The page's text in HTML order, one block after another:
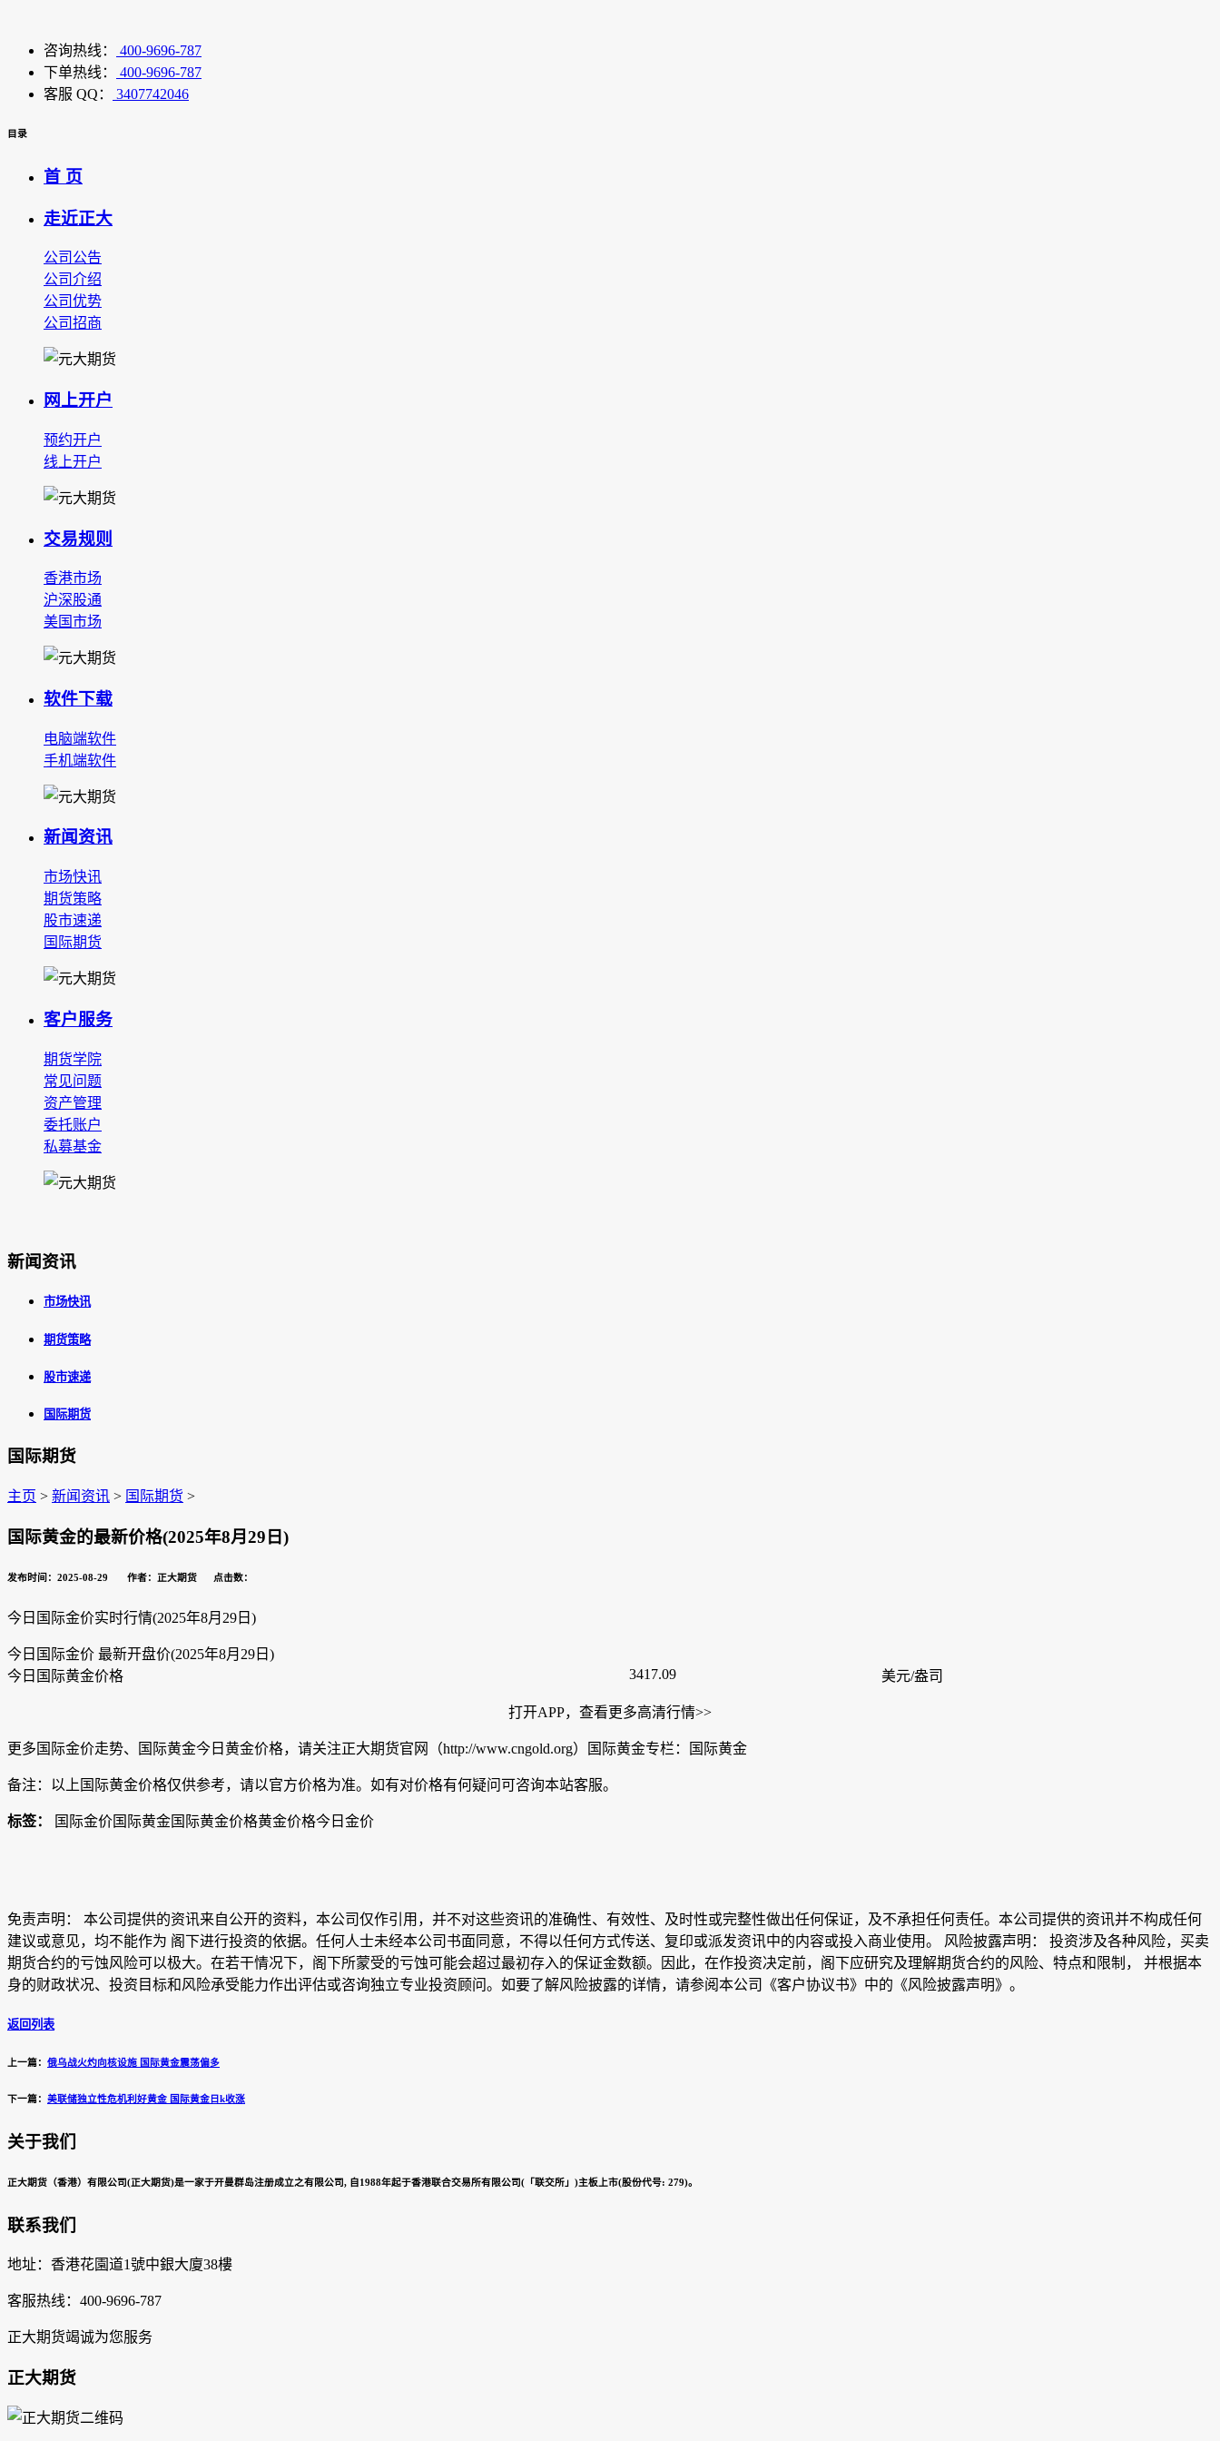
咨询热线：
400-9696-787
下单热线：
400-9696-787
客服 QQ：
3407742046
目录
首 页
走近正大
公司公告
公司介绍
公司优势
公司招商
网上开户
预约开户
线上开户
交易规则
香港市场
沪深股通
美国市场
软件下载
电脑端软件
手机端软件
新闻资讯
市场快讯
期货策略
股市速递
国际期货
客户服务
期货学院
常见问题
资产管理
委托账户
私募基金
新闻资讯
市场快讯
期货策略
股市速递
国际期货
国际期货
主页 > 新闻资讯 > 国际期货 >
国际黄金的最新价格(2025年8月29日)
发布时间：2025-08-29 作者：正大期货 点击数：
今日国际金价实时行情(2025年8月29日 )
今日国际金价 最新开盘价(2025年8月29日 )
今日国际黄金价格
3417.09 美元/盎司
打开APP，查看更多高清行情>>
更多国际金价走势、国际黄金今日黄金价格，请关注正大期货官网（http://www.cngold.org）国际黄金专栏：国际黄金
备注：以上国际黄金价格仅供参考，请以官方价格为准。如有对价格有何疑问可咨询本站客服。
标签： 国际金价国际黄金国际黄金价格黄金价格今日金价
免责声明： 本公司提供的资讯来自公开的资料，本公司仅作引用，并不对这些资讯的准确性、有效性、及时性或完整性做出任何保证，及不承担任何责任。本公司提供的资讯并不构成任何
建议或意见，均不能作为 阁下进行投资的依据。任何人士未经本公司书面同意，不得以任何方式传送、复印或派发资讯中的内容或投入商业使用。 风险披露声明： 投资涉及各种风险，买卖
期货合约的亏蚀风险可以极大。在若干情况下，阁下所蒙受的亏蚀可能会超过最初存入的保证金数额。因此，在作投资决定前，阁下应研究及理解期货合约的风险、特点和限制， 并根据本
身的财政状况、投资目标和风险承受能力作出评估或咨询独立专业投资顾问。如要了解风险披露的详情，请参阅本公司《客户协议书》中的《风险披露声明》。
返回列表
上一篇： 俄乌战火灼向核设施 国际黄金震荡偏多
下一篇： 美联储独立性危机利好黄金 国际黄金日k收涨
关于我们
正大期货（香港）有限公司(正大期货)是一家于开曼群岛注册成立之有限公司, 自1988年起于香港联合交易所有限公司(「联交所」)主板上市(股份代号: 279)。
联系我们
地址：香港花園道1號中銀大廈38樓
客服热线：400-9696-787
正大期货竭诚为您服务
正大期货